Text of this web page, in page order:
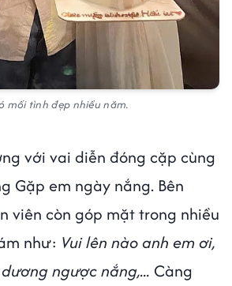
mối tình đẹp nhiều năm.
với vai diễn đóng cặp cùng
Gặp em ngày nắng. Bên
viên còn góp mặt trong nhiều
như: Vui lên nào anh em ơi,
ngược nắng,... Càng